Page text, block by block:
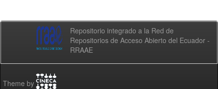
Repositorio integrado a la Red de
Repositorios de Acceso Abierto del Ecuador -
RRAAE
Theme by